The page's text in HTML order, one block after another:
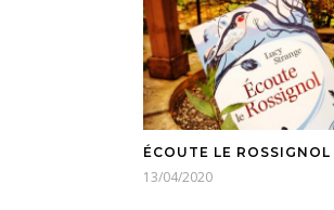
ÉCOUTE LE ROSSIGNOL
13/04/2020